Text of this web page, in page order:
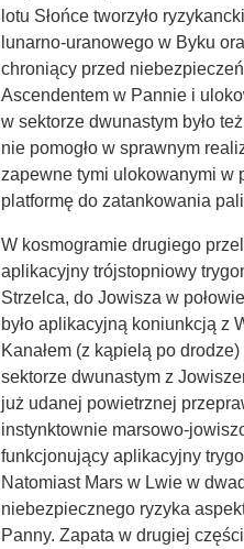
lotu Słońce tworzyło
lunarno-uranowego w Byku
chroniący przed
Ascendentem w Pannie i
w sektorze dwunastym było
nie pomogło w sprawnym
zapewne tymi ulokowanymi w
platformę do zatankowania
W kosmogramie drugiego
aplikacyjny trójstopniowy
Strzelca, do Jowisza w
było aplikacyjną koniunkcją z
Kanałem (z kąpielą po
sektorze dwunastym z
już udanej powietrznej
instynktownie marsowo-
funkcjonujący aplikacyjny
Natomiast Mars w Lwie w
niebezpiecznego ryzyka
Panny. Zapata w drugiej